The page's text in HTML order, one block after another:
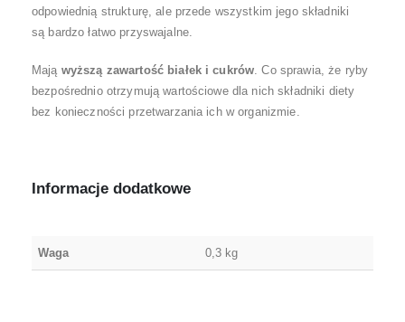
odpowiednią strukturę, ale przede wszystkim jego składniki
są bardzo łatwo przyswajalne.
Mają wyższą zawartość białek i cukrów . Co sprawia, że ryby
bezpośrednio otrzymują wartościowe dla nich składniki diety
bez konieczności przetwarzania ich w organizmie.
Informacje dodatkowe
Waga 0,3 kg